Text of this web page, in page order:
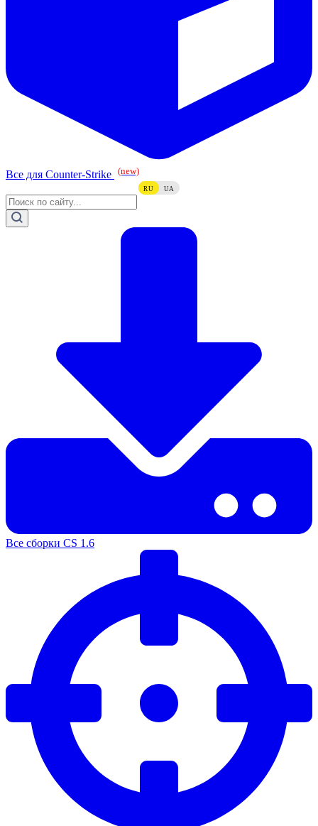
Все для Counter-Strike (new)
RU UA
Все сборки CS 1.6